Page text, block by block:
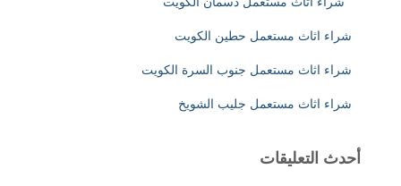
شراء اثاث مستعمل حطين الكويت
شراء اثاث مستعمل جنوب السرة الكويت
شراء اثاث مستعمل جليب الشويخ
أحدث التعليقات